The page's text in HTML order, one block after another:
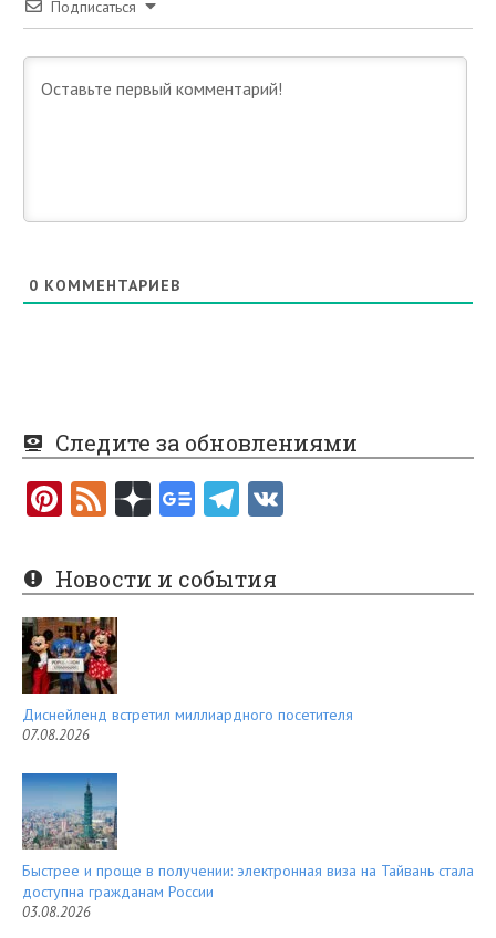
Подписаться
0 КОММЕНТАРИЕВ
Следите за обновлениями
Pi
er
es
t
F
e
d
Новости и события
Диснейленд встретил миллиардного посетителя
07.08.2026
Быстрее и проще в получении: электронная виза на Тайвань стала
доступна гражданам России
03.08.2026